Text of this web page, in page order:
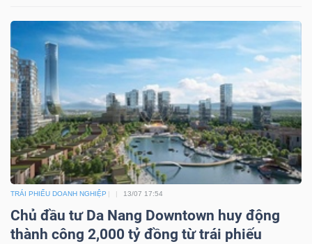
TRÁI PHIẾU DOANH NGHIỆP 13/07 17:54
Chủ đầu tư Da Nang Downtown huy động
thành công 2,000 tỷ đồng từ trái phiếu